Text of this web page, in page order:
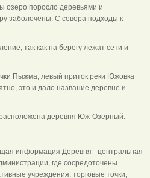
озеро поросло деревьями и
заболочены. С севера подходы к
так как на берегу лежат сети и
Пыжма, левый приток реки Южовка
это и дало название деревне и
деревня Юж-Озерный.
информация Деревня - центральная
где сосредоточены
учреждения, торговые точки,